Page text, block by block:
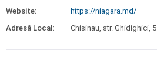
Website:
https://niagara.md/
Adresă Local:
Chisinau, str. Ghidighici, 5